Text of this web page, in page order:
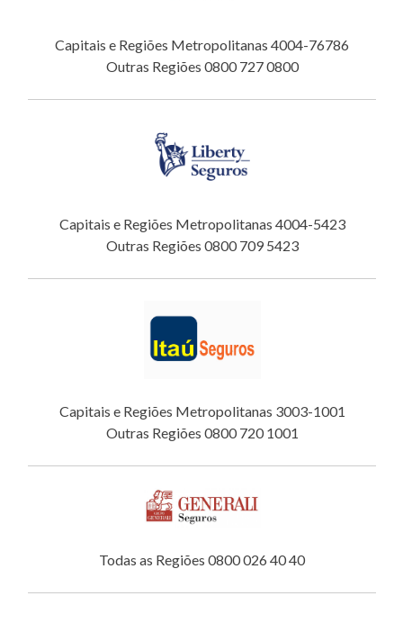
Capitais e Regiões Metropolitanas 4004-76786
Outras Regiões 0800 727 0800
Capitais e Regiões Metropolitanas 4004-5423
Outras Regiões 0800 709 5423
Capitais e Regiões Metropolitanas 3003-1001
Outras Regiões 0800 720 1001
Todas as Regiões 0800 026 40 40